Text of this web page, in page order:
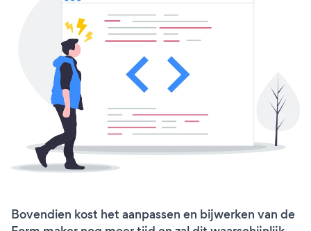
Bovendien kost het aanpassen en bijwerken van de